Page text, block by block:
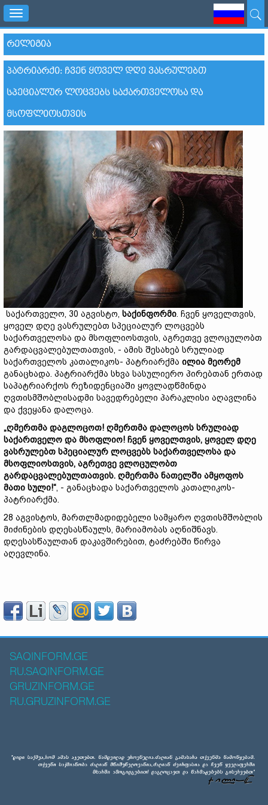
Toggle
navigation
ᲠᲔᲚᲘᲒᲘᲐ
ᲞᲐᲢᲠᲘᲐᲠᲥᲘ: ᲩᲕᲔᲜ ᲧᲝᲕᲔᲚ ᲓᲦᲔ ᲕᲐᲡᲠᲣᲚᲔᲑᲗ
ᲡᲞᲔᲪᲘᲐᲚᲣᲠ ᲚᲝᲪᲕᲔᲑᲡ ᲡᲐᲥᲐᲠᲗᲕᲔᲚᲝᲡᲐ ᲓᲐ
ᲛᲡᲝᲤᲚᲘᲝᲡᲗᲕᲘᲡ
საქართველო, 30 აგვისტო, საქინფორმი. ჩვენ ყოველთვის,
ყოველ დღე ვასრულებთ სპეციალურ ლოცვებს
საქართველოსა და მსოფლიოსთვის, აგრეთვე ვლოცულობთ
გარდაცვალებულთათვის, - ამის შესახებ სრულიად
საქართველოს კათალიკოს- პატრიარქმა ილია მეორემ
განაცხადა. პატრიარქმა სხვა სასულიერო პირებთან ერთად
საპატრიარქოს რეზიდენციაში ყოვლადწმინდა
ღვთისმშობლისადმი სავედრებელი პარაკლისი აღავლინა
და ქვეყანა დალოცა.
„ღმერთმა დაგლოცოთ! ღმერთმა დალოცოს სრულიად
საქართველო და მსოფლიო! ჩვენ ყოველთვის, ყოველ დღე
ვასრულებთ სპეციალურ ლოცვებს საქართველოსა და
მსოფლიოსთვის, აგრეთვე ვლოცულობთ
გარდაცვალებულთათვის. ღმერთმა ნათელში ამყოფოს
მათი სული!“, - განაცხადა საქართველოს კათალიკოს-
პატრიარქმა.
28 აგვისტოს, მართლმადიდებელი სამყარო ღვთისმშობლის
მიძინების დღესასწაულს, მარიამობას აღნიშნავს.
დღესასწაულთან დაკავშირებით, ტაძრებში წირვა
აღევლინა.
SAQINFORM.GE
RU.SAQINFORM.GE
GRUZINFORM.GE
RU.GRUZINFORM.GE